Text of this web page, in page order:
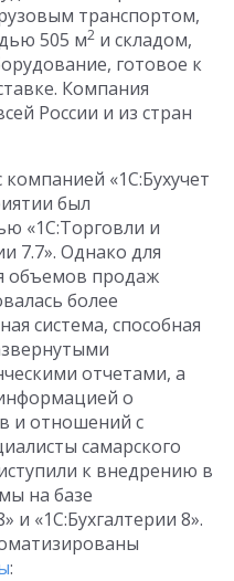
транспортом,
505 м2 и складом,
готовое к
Компания
России и из стран
«1С:Бухучет
был
«1С:Торговли и
7.7». Однако для
объемов продаж
более
система, способная
отчетами, а
о
и отношений с
самарского
к внедрению в
на базе
и «1С:Бухгалтерии 8».
: